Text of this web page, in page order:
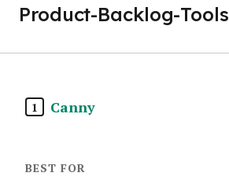
Product-Backlog-Tools
1 Canny